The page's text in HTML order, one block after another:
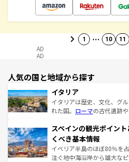
1 … 10 11
AD
AD
人気の国と地域から探す
イタリア
イタリアは歴史、文化、グ
れた国。 ローマの古代遺跡
ろん、トスカーナの美しい
景など、自然景観も見逃せ
ピザやパスタなど、絶品の
できる。朝目覚めてから夜
スペインの観光ポイン
くべき基本情報
イベリア半島のほぼ80％を
注ぐ地中海沿岸から雄大な